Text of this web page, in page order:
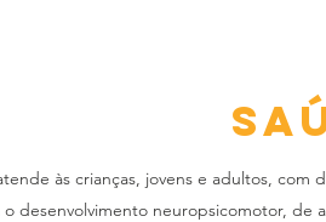
às crianças, jovens e adultos,
desenvolvimento neuropsicomotor, de